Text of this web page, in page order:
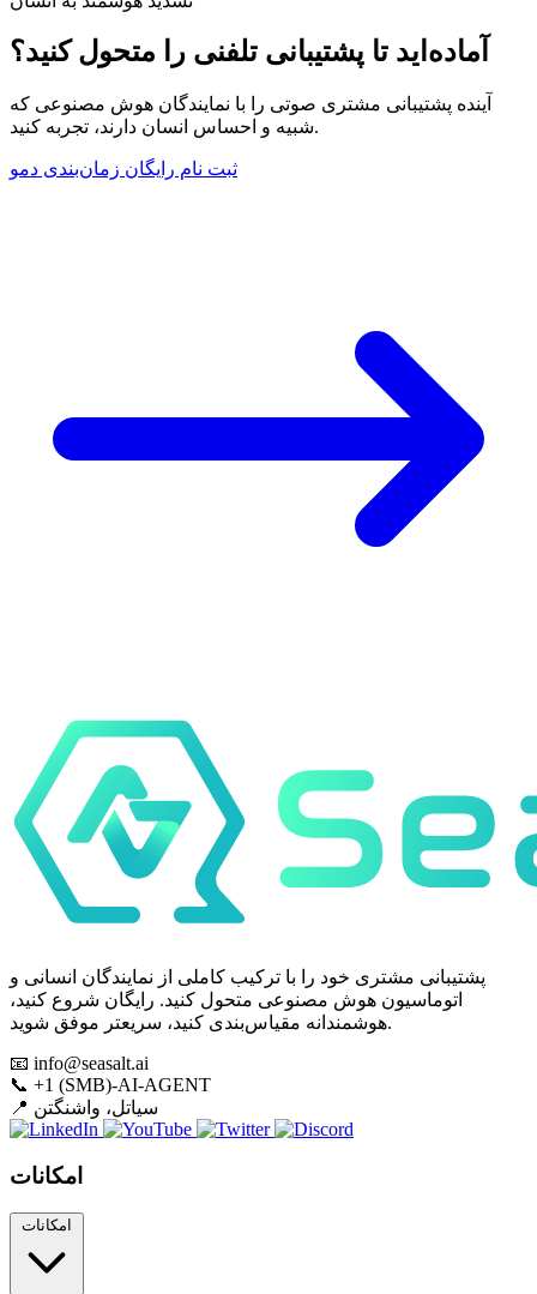
آماده‌اید تا پشتیبانی تلفنی را متحول کنید؟
آینده پشتیبانی مشتری صوتی را با نمایندگان هوش مصنوعی که
شبیه و احساس انسان دارند، تجربه کنید.
ثبت نام رایگان زمان‌بندی دمو
پشتیبانی مشتری خود را با ترکیب کاملی از نمایندگان انسانی و
اتوماسیون هوش مصنوعی متحول کنید. رایگان شروع کنید،
هوشمندانه مقیاس‌بندی کنید، سریعتر موفق شوید.
📧 info@seasalt.ai
📞 +1 (SMB)-AI-AGENT
📍 سیاتل، واشنگتن
امکانات